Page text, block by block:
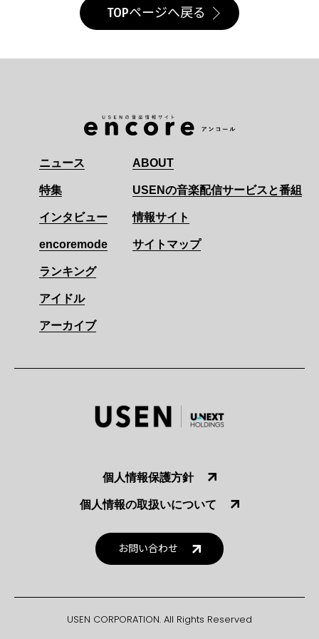
TOPページへ戻る
ニュース
特集
インタビュー
encoremode
ランキング
アイドル
アーカイブ
ABOUT
USENの音楽配信サービスと番組
情報サイト
サイトマップ
個人情報保護方針
個人情報の取扱いについて
お問い合わせ
USEN CORPORATION. All Rights Reserved